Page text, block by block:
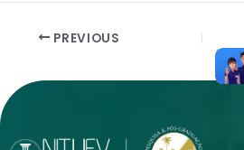
PREVIOUS